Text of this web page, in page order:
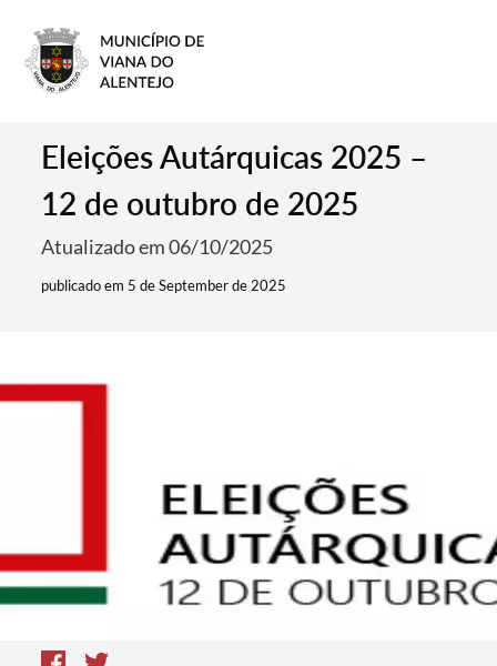
Eleições Autárquicas 2025 –
12 de outubro de 2025
Atualizado em 06/10/2025
publicado em 5 de September de 2025